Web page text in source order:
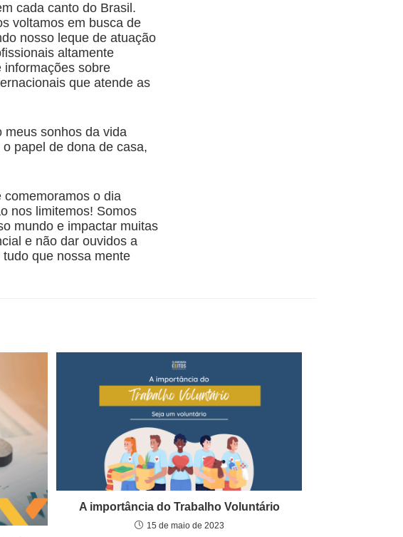
cada canto do Brasil.
voltamos em busca de
nosso leque de atuação
altamente
sobre
que atende as
meus sonhos da vida
papel de dona de casa,
comemoramos o dia
nos limitemos! Somos
mundo e impactar muitas
e não dar ouvidos a
que nossa mente
A importância do Trabalho Voluntário
15 de maio de 2023